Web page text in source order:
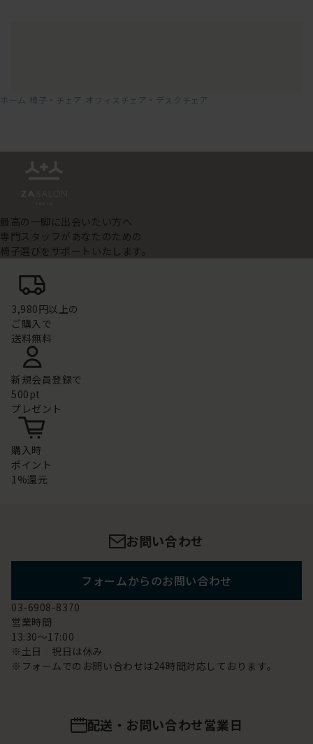
ホーム 椅子・チェア オフィスチェア・デスクチェア
最高の一脚に出会いたい方へ
専門スタッフがあなたのための
椅子選びをサポートいたします。
3,980円以上の
ご購入で
送料無料
新規会員登録で
500pt
プレゼント
購入時
ポイント
1%還元
お問い合わせ
フォームからのお問い合わせ
03-6908-8370
営業時間
13:30～17:00
※土日 祝日は休み
※フォームでのお問い合わせは24時間対応しております。
配送・お問い合わせ営業日